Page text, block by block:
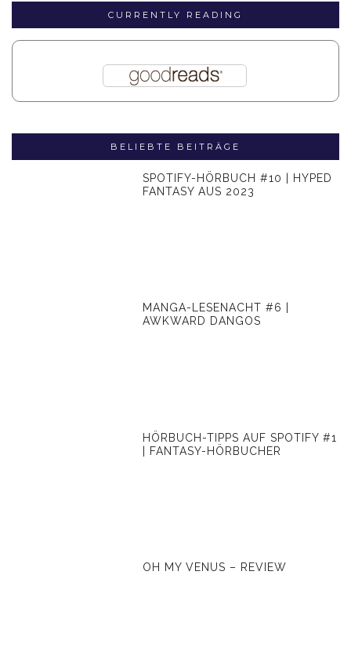
CURRENTLY READING
BELIEBTE BEITRÄGE
SPOTIFY-HÖRBUCH #10 | HYPED
FANTASY AUS 2023
MANGA-LESENACHT #6 |
AWKWARD DANGOS
HÖRBUCH-TIPPS AUF SPOTIFY #1
| FANTASY-HÖRBUCHER
OH MY VENUS – REVIEW